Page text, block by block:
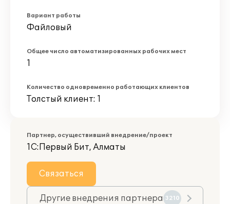
Вариант работы
Файловый
Общее число автоматизированных рабочих мест
1
Количество одновременно работающих клиентов
Толстый клиент: 1
Партнер, осуществивший внедрение/проект
1С:Первый Бит, Алматы
Связаться
Другие внедрения партнера 3210